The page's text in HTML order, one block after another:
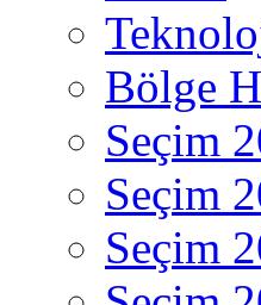
Bölge
Seçim
Seçim
Seçim